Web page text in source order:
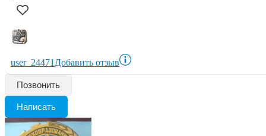
user_24471 Добавить отзыв
Позвонить
Написать